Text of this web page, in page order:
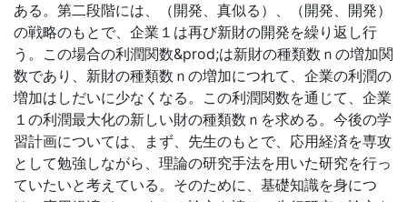
ある。第二段階には、（開発、真似る）、（開発、開発）
の戦略のもとで、企業１は再び新財の開発を繰り返し行
う。この場合の利潤関数&prod;は新財の種類数ｎの増加関
数であり、新財の種類数ｎの増加につれて、企業の利潤の
増加はしだいに少なくなる。この利潤関数を通じて、企業
１の利潤最大化の新しい財の種類数ｎを求める。今後の学
習計画については、まず、先生のもとで、応用経済を専攻
として勉強しながら、理論の研究手法を用いた研究を行っ
ていたいと考えている。そのために、基礎知識を身につ